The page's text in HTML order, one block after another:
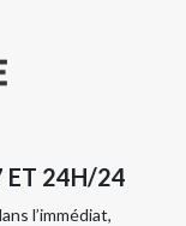
ET 24H/24
l’immédiat,